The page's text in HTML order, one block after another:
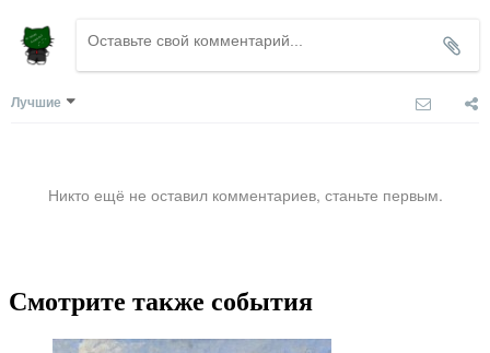
Лучшие
Никто ещё не оставил комментариев, станьте первым.
Смотрите также события